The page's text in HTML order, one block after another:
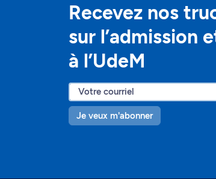
Recevez nos
sur l’admission
à l’UdeM
Je veux m'abonner